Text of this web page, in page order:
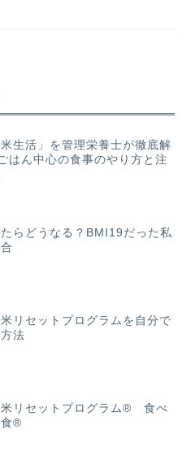
米生活」を管理栄養士が徹底解
はん中心の食事のやり方と注
らどうなる？BMI19だった私
リセットプログラムを自分で
法
米リセットプログラム® 食べ
食®